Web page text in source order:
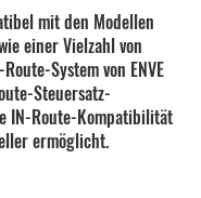
mit den Modellen
einer Vielzahl von
System von ENVE
Steuersatz-
IN-Route-Kompatibilität
ermöglicht.